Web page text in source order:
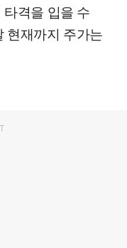
격을 입을 수
현재까지 주가는